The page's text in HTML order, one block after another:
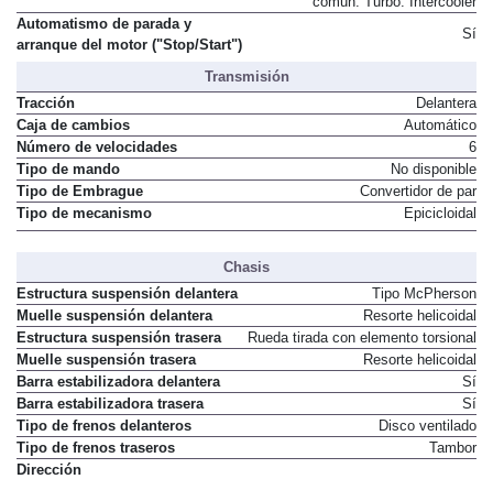
Automatismo de parada y
arranque del motor ("Stop/Start")
Sí
Transmisión
Tracción
Delantera
Caja de cambios
Automático
Número de velocidades
6
Tipo de mando
No disponible
Tipo de Embrague
Convertidor de par
Tipo de mecanismo
Epicicloidal
Chasis
Estructura suspensión delantera
Tipo McPherson
Muelle suspensión delantera
Resorte helicoidal
Estructura suspensión trasera
Rueda tirada con elemento torsional
Muelle suspensión trasera
Resorte helicoidal
Barra estabilizadora delantera
Sí
Barra estabilizadora trasera
Sí
Tipo de frenos delanteros
Disco ventilado
Tipo de frenos traseros
Tambor
Dirección